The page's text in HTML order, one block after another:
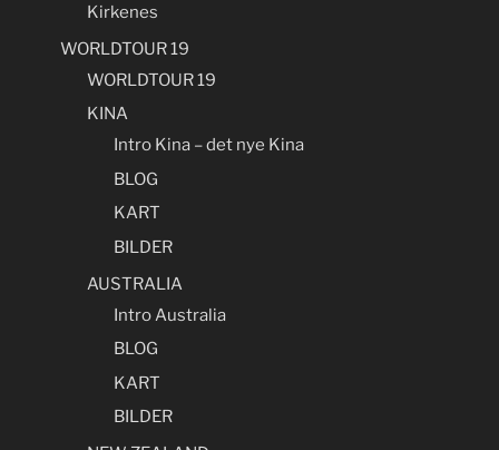
Kirkenes
WORLDTOUR 19
WORLDTOUR 19
KINA
Intro Kina – det nye Kina
BLOG
KART
BILDER
AUSTRALIA
Intro Australia
BLOG
KART
BILDER